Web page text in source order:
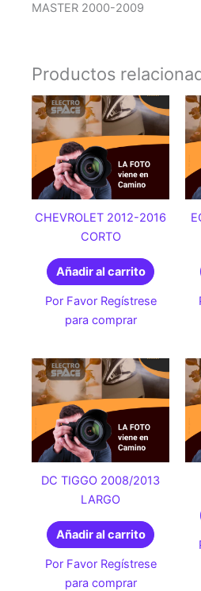
MASTER 2000-2009
Productos
CHEVROLET 2012-2016
CORTO
Añadir al carrito
Por Favor Regístrese
para comprar
DC TIGGO 2008/2013
LARGO
Añadir al carrito
Por Favor Regístrese
para comprar